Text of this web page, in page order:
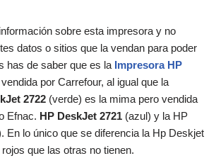
sobre esta impresora y no
datos o sitios que la vendan para poder
has de saber que es la Impresora HP
por Carrefour, al igual que la
2722 (verde) es la mima pero vendida
Efnac. HP DeskJet 2721 (azul) y la HP
En lo único que se diferencia la Hp Deskjet
que las otras no tienen.